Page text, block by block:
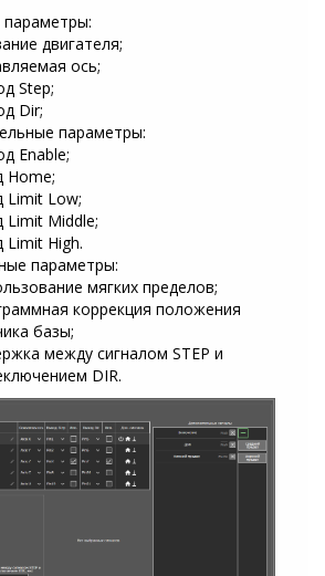
двигателя;
ось;
Step;
Dir;
параметры:
Enable;
Home;
Limit Low;
Limit Middle;
Limit High.
параметры:
мягких пределов;
коррекция положения
базы;
между сигналом STEP и
DIR.